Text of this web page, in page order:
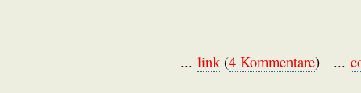
... link(4 Kommentare) ...